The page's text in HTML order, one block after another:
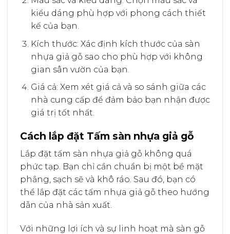
kiểu dáng phù hợp với phong cách thiết
kế của bạn.
Kích thước: Xác định kích thước của sàn
nhựa giả gỗ sao cho phù hợp với không
gian sân vườn của bạn.
Giá cả: Xem xét giá cả và so sánh giữa các
nhà cung cấp để đảm bảo bạn nhận được
giá trị tốt nhất.
Cách lắp đặt Tấm sàn nhựa giả gỗ
Lắp đặt tấm sàn nhựa giả gỗ không quá
phức tạp. Bạn chỉ cần chuẩn bị một bề mặt
phẳng, sạch sẽ và khô ráo. Sau đó, bạn có
thể lắp đặt các tấm nhựa giả gỗ theo hướng
dẫn của nhà sản xuất.
Với những lợi ích và sự linh hoạt mà sàn gỗ